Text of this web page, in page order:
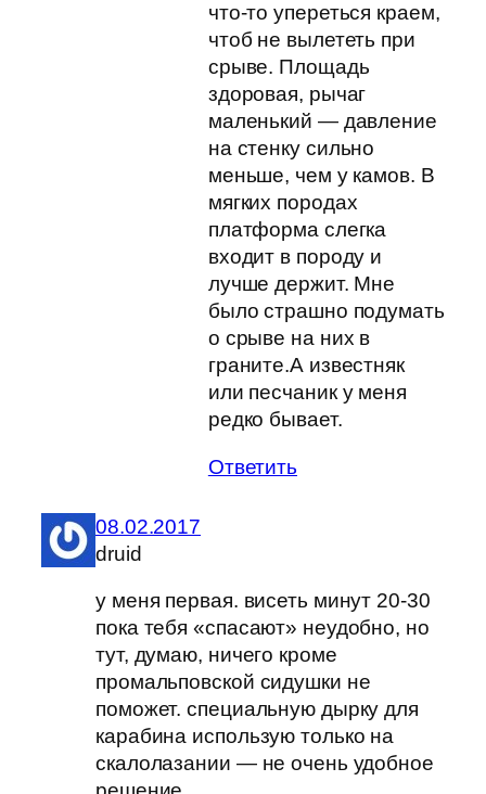
что-то упереться краем,
чтоб не вылететь при
срыве. Площадь
здоровая, рычаг
маленький — давление
на стенку сильно
меньше, чем у камов. В
мягких породах
платформа слегка
входит в породу и
лучше держит. Мне
было страшно подумать
о срыве на них в
граните.А известняк
или песчаник у меня
редко бывает.
Ответить
08.02.2017
druid
у меня первая. висеть минут 20-30
пока тебя «спасают» неудобно, но
тут, думаю, ничего кроме
промальповской сидушки не
поможет. специальную дырку для
карабина использую только на
скалолазании — не очень удобное